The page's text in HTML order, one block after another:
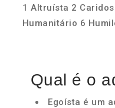
1 Altruísta 2
Humanitário 6
Qual é o
Egoísta é um